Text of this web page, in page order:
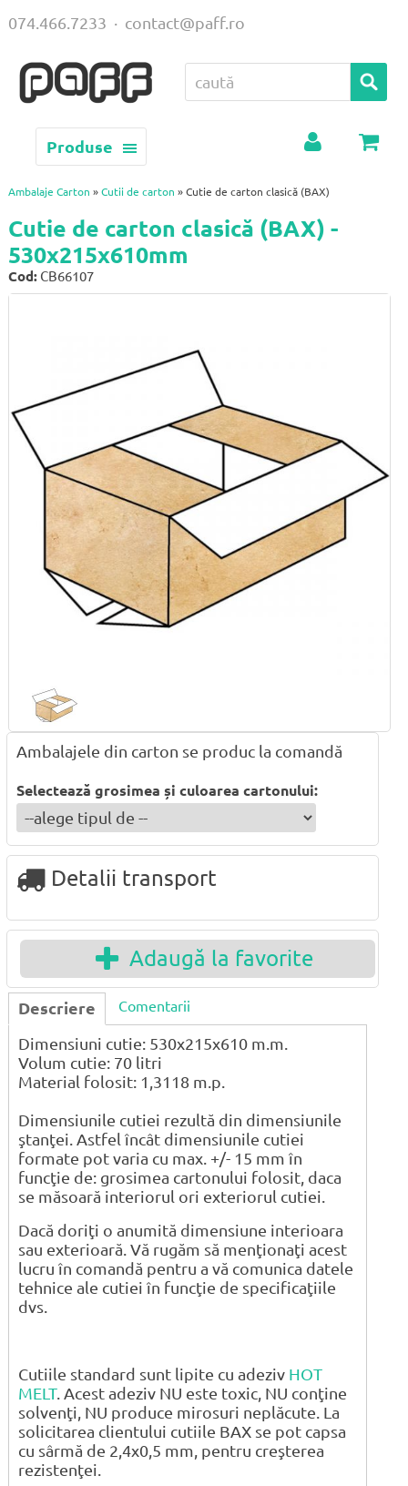
Produse
074.466.7233 · contact@paff.ro
Ambalaje Carton » Cutii de carton » Cutie de carton clasică (BAX)
Cutie de carton clasică (BAX) -
530x215x610mm
Cod: CB66107
Ambalajele din carton se produc la comandă
Selectează grosimea și culoarea cartonului:
Detalii transport
Adaugă la favorite
Descriere Comentarii
Dimensiuni cutie: 530x215x610 m.m.
Volum cutie: 70 litri
Material folosit: 1,3118 m.p.
Dimensiunile cutiei rezultă din dimensiunile
ştanţei. Astfel încât dimensiunile cutiei
formate pot varia cu max. +/- 15 mm în
funcţie de: grosimea cartonului folosit, daca
se măsoară interiorul ori exteriorul cutiei.
Dacă doriţi o anumită dimensiune interioara
sau exterioară. Vă rugăm să menţionaţi acest
lucru în comandă pentru a vă comunica datele
tehnice ale cutiei în funcţie de specificaţiile
dvs.
Cutiile standard sunt lipite cu adeziv HOT
MELT. Acest adeziv NU este toxic, NU conţine
solvenţi, NU produce mirosuri neplăcute. La
solicitarea clientului cutiile BAX se pot capsa
cu sârmă de 2,4x0,5 mm, pentru creşterea
rezistenţei.